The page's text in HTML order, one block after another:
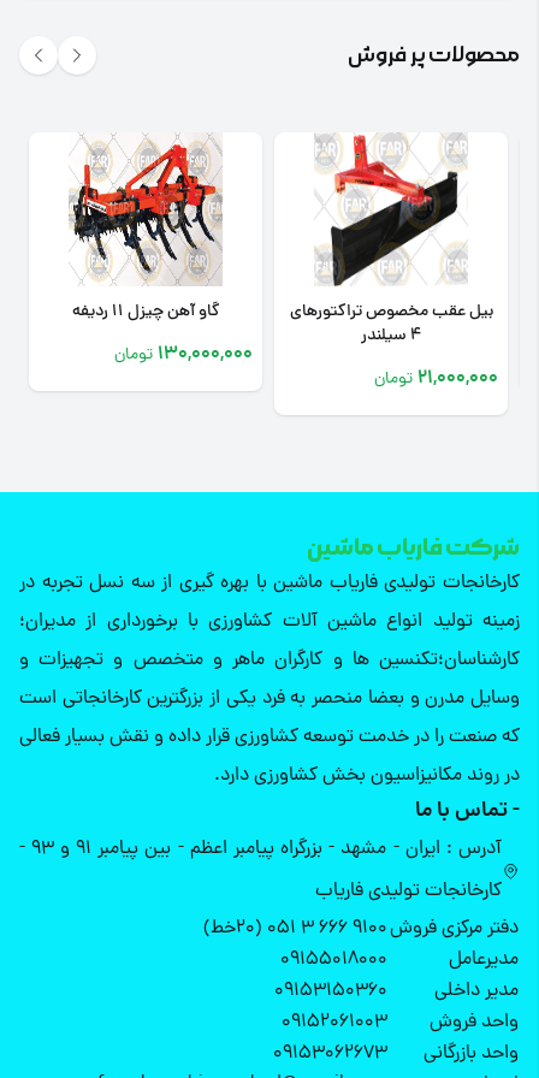
محصولات پر فروش
بیل عقب مخصوص تراکتورهای
4 سیلندر
21,000,000 تومان
گاو آهن چیزل 11 ردیفه
130,000,000 تومان
شرکت فاریاب ماشین
کارخانجات تولیدی فاریاب ماشین با بهره گیری از سه نسل تجربه در
زمینه تولید انواع ماشین آلات کشاورزی با برخورداری از مدیران؛
کارشناسان؛تکنسین ها و کارگران ماهر و متخصص و تجهیزات و
وسایل مدرن و بعضا منحصر به فرد یکی از بزرگترین کارخانجاتی است
که صنعت را در خدمت توسعه کشاورزی قرار داده و نقش بسیار فعالی
در روند مکانیزاسیون بخش کشاورزی دارد.
- تماس با ما
آدرس : ایران - مشهد - بزرگراه پیامبر اعظم - بین پیامبر 91 و 93 -
کارخانجات تولیدی فاریاب
دفتر مرکزی فروش9100 666 3 051 (20خط)
مدیرعامل
09155018000
مدیر داخلی
09153150360
واحد فروش
09152061003
واحد بازرگانی
09153062673